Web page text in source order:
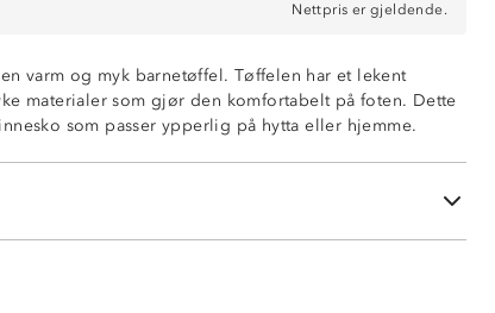
Nettpris er gjeldende.
varm og myk barnetøffel. Tøffelen har et lekent
materialer som gjør den komfortabelt på foten. Dette
som passer ypperlig på hytta eller hjemme.